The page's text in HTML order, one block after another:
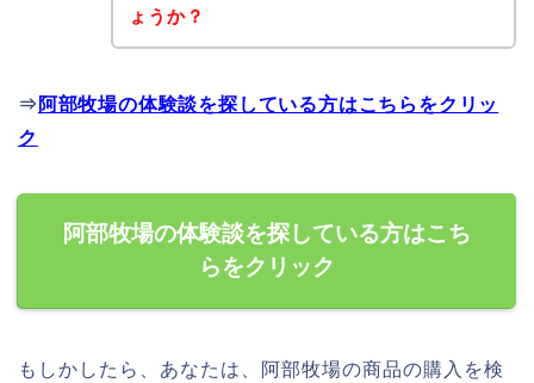
ょうか？
⇒ 阿部牧場の体験談を探している方はこちらをクリッ
ク
阿部牧場の体験談を探している方はこち
らをクリック
もしかしたら、あなたは、阿部牧場の商品の購入を検